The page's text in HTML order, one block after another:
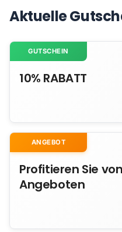
Aktuelle
GUTSCHEIN
10% RABATT
ANGEBOT
Profitieren Sie
Angeboten